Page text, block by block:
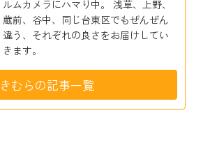
ルムカメラにハマり中。 浅草、上野、
蔵前、谷中、同じ台東区でもぜんぜん
違う、それぞれの良さをお届けしてい
きます。
きむらの記事一覧